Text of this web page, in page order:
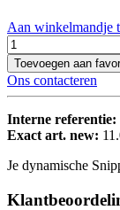
Aan winkelmandje
Toevoegen aan
Ons contacteren
Interne referentie:
Exact art. new:
Je dynamische